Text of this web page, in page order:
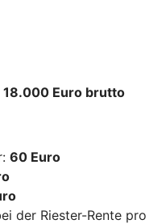
18.000 Euro brutto
60 Euro
der Riester-Rente pro